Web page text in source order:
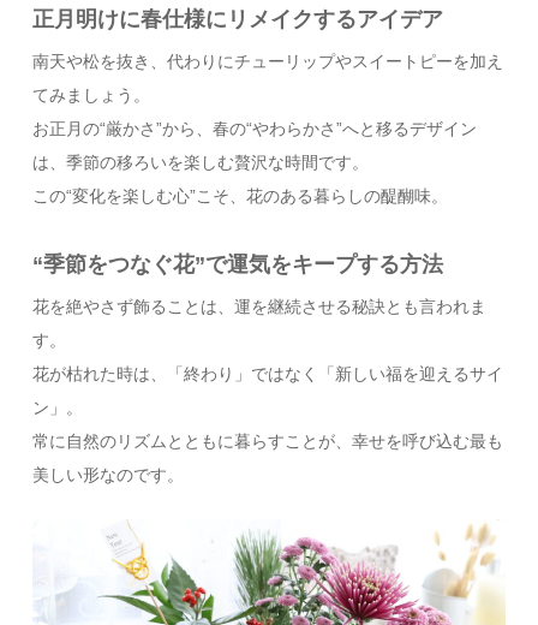
正月明けに春仕様にリメイクするアイデア
南天や松を抜き、代わりにチューリップやスイートピーを加え
てみましょう。
お正月の“厳かさ”から、春の“やわらかさ”へと移るデザイン
は、季節の移ろいを楽しむ贅沢な時間です。
この“変化を楽しむ心”こそ、花のある暮らしの醍醐味。
“季節をつなぐ花”で運気をキープする方法
花を絶やさず飾ることは、運を継続させる秘訣とも言われま
す。
花が枯れた時は、「終わり」ではなく「新しい福を迎えるサイ
ン」。
常に自然のリズムとともに暮らすことが、幸せを呼び込む最も
美しい形なのです。